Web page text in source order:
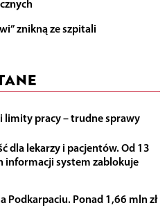
znikną ze szpitali
limity pracy – trudne sprawy
dla lekarzy i pacjentów. Od 13
informacji system zablokuje
Podkarpaciu. Ponad 1,66 mln zł